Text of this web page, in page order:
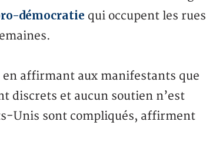
démocratie qui occupent les rues
affirmant aux manifestants que
discrets et aucun soutien n’est
Unis sont compliqués, affirment